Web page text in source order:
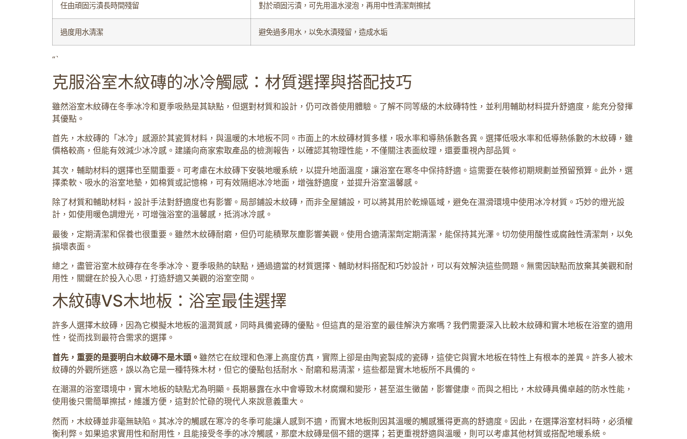
任由頑固污漬長時間殘留 對於頑固污漬，可先用溫水浸泡，再用中性清潔劑擦拭
過度用水清潔 避免過多用水，以免水漬殘留，造成水垢
“`
克服浴室木紋磚的冰冷觸感：材質選擇與搭配技巧
雖然浴室木紋磚在冬季冰冷和夏季吸熱是其缺點，但選對材質和設計，仍可改善使用體驗。了解不同等級的木紋磚特性，並利用輔助材料提升舒適度，能充分發揮
其優點。
首先，木紋磚的「冰冷」感源於其瓷質材料，與溫暖的木地板不同。市面上的木紋磚材質多樣，吸水率和導熱係數各異。選擇低吸水率和低導熱係數的木紋磚，雖
價格較高，但能有效減少冰冷感。建議向商家索取產品的檢測報告，以確認其物理性能，不僅關注表面紋理，還要重視內部品質。
其次，輔助材料的選擇也至關重要。可考慮在木紋磚下安裝地暖系統，以提升地面溫度，讓浴室在寒冬中保持舒適。這需要在裝修初期規劃並預留預算。此外，選
擇柔軟、吸水的浴室地墊，如棉質或記憶棉，可有效隔絕冰冷地面，增強舒適度，並提升浴室溫馨感。
除了材質和輔助材料，設計手法對舒適度也有影響。局部鋪設木紋磚，而非全屋鋪設，可以將其用於乾燥區域，避免在濕滑環境中使用冰冷材質。巧妙的燈光設
計，如使用暖色調燈光，可增強浴室的溫馨感，抵消冰冷感。
最後，定期清潔和保養也很重要。雖然木紋磚耐磨，但仍可能積聚灰塵影響美觀。使用合適清潔劑定期清潔，能保持其光澤。切勿使用酸性或腐蝕性清潔劑，以免
損壞表面。
總之，盡管浴室木紋磚存在冬季冰冷、夏季吸熱的缺點，通過適當的材質選擇、輔助材料搭配和巧妙設計，可以有效解決這些問題。無需因缺點而放棄其美觀和耐
用性，關鍵在於投入心思，打造舒適又美觀的浴室空間。
木紋磚VS木地板：浴室最佳選擇
許多人選擇木紋磚，因為它模擬木地板的溫潤質感，同時具備瓷磚的優點。但這真的是浴室的最佳解決方案嗎？我們需要深入比較木紋磚和實木地板在浴室的適用
性，從而找到最符合需求的選擇。
首先，重要的是要明白木紋磚不是木頭。 雖然它在紋理和色澤上高度仿真，實際上卻是由陶瓷製成的瓷磚，這使它與實木地板在特性上有根本的差異。許多人被木
紋磚的外觀所迷惑，誤以為它是一種特殊木材，但它的優點包括耐水、耐磨和易清潔，這些都是實木地板所不具備的。
在潮濕的浴室環境中，實木地板的缺點尤為明顯。長期暴露在水中會導致木材腐爛和變形，甚至滋生黴菌，影響健康。而與之相比，木紋磚具備卓越的防水性能，
使用後只需簡單擦拭，維護方便，這對於忙碌的現代人來說意義重大。
然而，木紋磚並非毫無缺陷。其冰冷的觸感在寒冷的冬季可能讓人感到不適，而實木地板則因其溫暖的觸感獲得更高的舒適度。因此，在選擇浴室材料時，必須權
衡利弊。如果追求實用性和耐用性，且能接受冬季的冰冷觸感，那麼木紋磚是個不錯的選擇；若更重視舒適與溫暖，則可以考慮其他材質或搭配地暖系統。